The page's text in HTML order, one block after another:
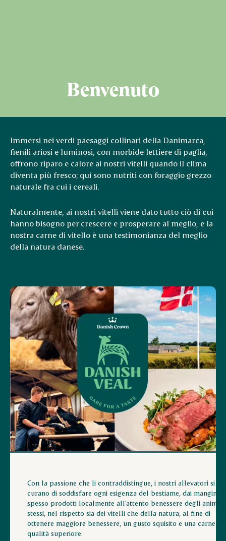
Benvenuto
Immersi nei verdi paesaggi collinari della Danimarca,
fienili ariosi e luminosi, con morbide lettiere di paglia,
offrono riparo e calore ai nostri vitelli quando il clima
diventa più fresco; qui sono nutriti con foraggio grezzo
naturale fra cui i cereali.
Naturalmente, ai nostri vitelli viene dato tutto ciò di cui
hanno bisogno per crescere e prosperare al meglio, e la
nostra carne di vitello è una testimonianza del meglio
della natura danese.
Con la passione che li contraddistingue, i nostri allevatori si
curano di soddisfare ogni esigenza del bestiame, dai mangimi
spesso prodotti localmente all'attento benessere degli animali
stessi, nel rispetto sia dei vitelli che della natura, al fine di
ottenere maggiore benessere, un gusto squisito e una carne di
qualità superiore.